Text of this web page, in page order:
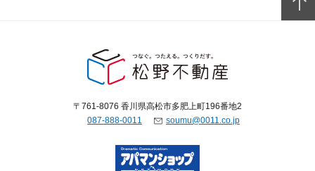
〒761-8076 香川県高松市多肥上町196番地2
087-888-0011
soumu@0011.co.jp